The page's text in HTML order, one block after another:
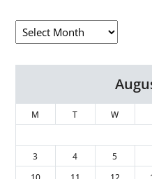
M T W
3
4 5